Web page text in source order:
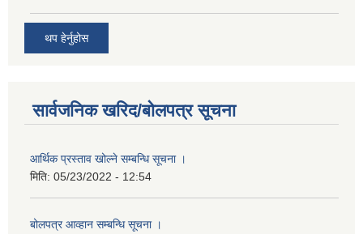
थप हेर्नुहोस
सार्वजनिक खरिद/बोलपत्र सूचना
आर्थिक प्रस्ताव खोल्ने सम्बन्धि सूचना ।
मिति: 05/23/2022 - 12:54
बोलपत्र आव्हान सम्बन्धि सूचना ।